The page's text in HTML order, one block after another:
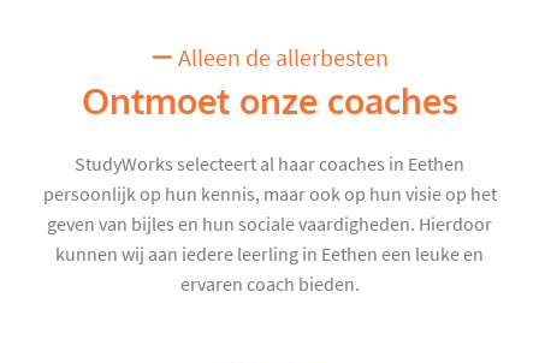
Alleen de allerbesten
Ontmoet onze coaches
StudyWorks selecteert al haar coaches in Eethen
persoonlijk op hun kennis, maar ook op hun visie op het
geven van bijles en hun sociale vaardigheden. Hierdoor
kunnen wij aan iedere leerling in Eethen een leuke en
ervaren coach bieden.